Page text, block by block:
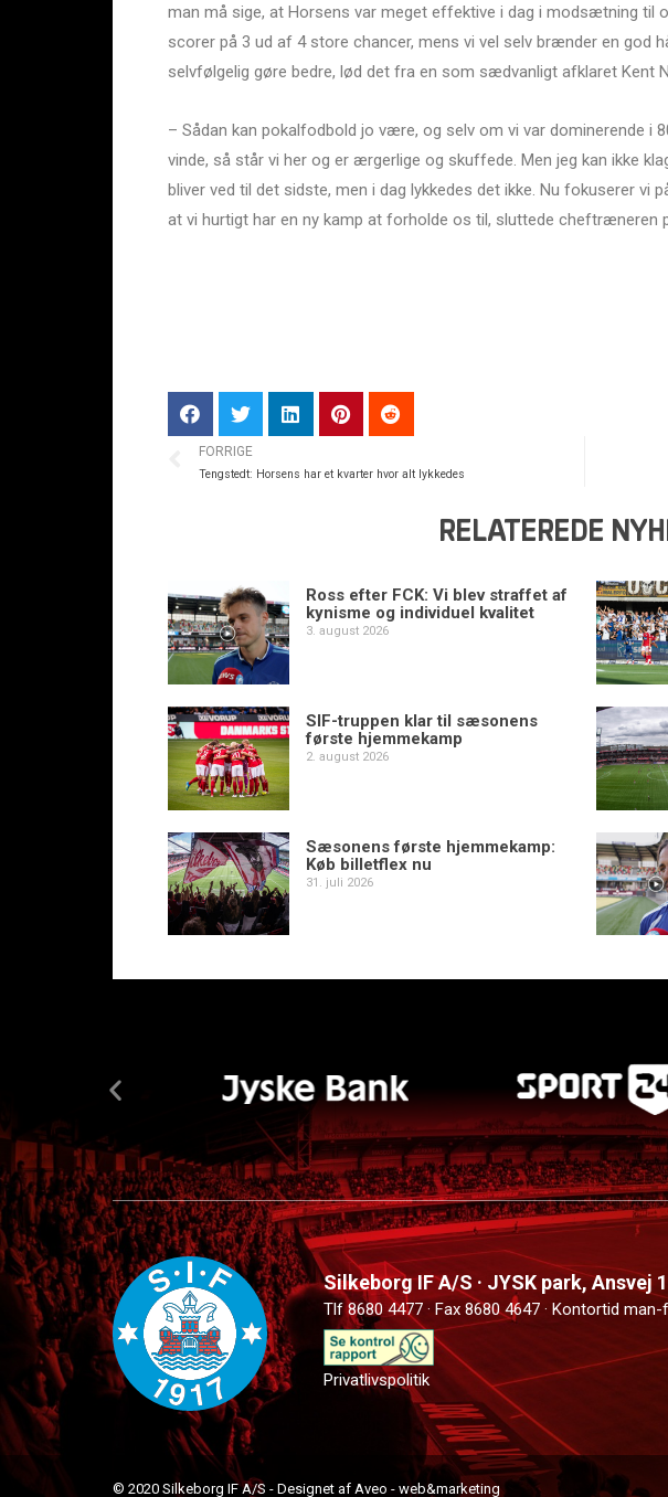
man må sige, at Horsens var meget effektive i dag i modsætning til
scorer på 3 ud af 4 store chancer, mens vi vel selv brænder en god
selvfølgelig gøre bedre, lød det fra en som sædvanligt afklaret Kent
– Sådan kan pokalfodbold jo være, og selv om vi var dominerende i
vinde, så står vi her og er ærgerlige og skuffede. Men jeg kan ikke
bliver ved til det sidste, men i dag lykkedes det ikke. Nu fokuserer vi
at vi hurtigt har en ny kamp at forholde os til, sluttede cheftræneren
FORRIGE
Tengstedt: Horsens har et kvarter hvor alt lykkedes
RELATEREDE
Ross efter FCK: Vi blev straffet af
kynisme og individuel kvalitet
3. august 2026
SIF-truppen klar til sæsonens
første hjemmekamp
2. august 2026
Sæsonens første hjemmekamp:
Køb billetflex nu
31. juli 2026
Silkeborg IF A/S · JYSK park, Ansvej
Tlf 8680 4477 · Fax 8680 4647 · Kontortid
Privatlivspolitik
© 2020 Silkeborg IF A/S - Designet af Aveo - web&marketing